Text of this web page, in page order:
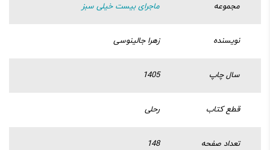
مجموعه ماجرای بیست خیلی سبز
نویسنده زهرا جالینوسی
سال چاپ 1405
قطع کتاب رحلی
تعداد صفحه 148